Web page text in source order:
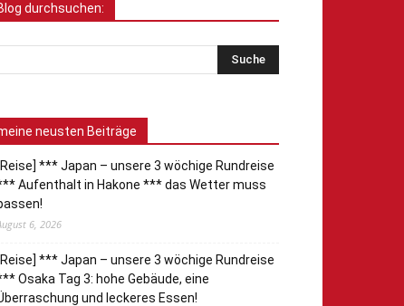
durchsuchen:
neusten Beiträge
*** Japan – unsere 3 wöchige Rundreise
Aufenthalt in Hakone *** das Wetter muss
6, 2026
*** Japan – unsere 3 wöchige Rundreise
Osaka Tag 3: hohe Gebäude, eine
und leckeres Essen!